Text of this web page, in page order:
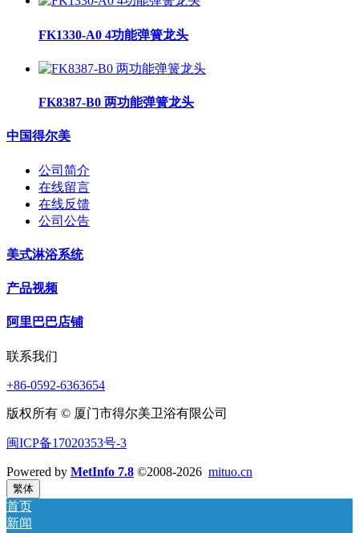
FK1330-A0 4功能弹簧龙头
FK8387-B0 两功能弹簧龙头
中国得尔美
公司简介
在线留言
在线反馈
公司公告
美式淋浴系统
产品视频
阿里巴巴店铺
联系我们
+86-0592-6363654
版权所有 © 厦门市得尔美卫浴有限公司
闽ICP备17020353号-3
Powered by MetInfo 7.8 ©2008-2026 mituo.cn
繁体
首页
新闻